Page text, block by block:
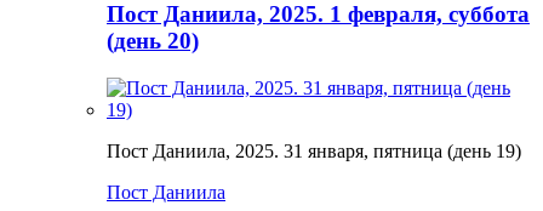
Пост Даниила, 2025. 1 февраля, суббота
(день 20)
Пост Даниила, 2025. 31 января, пятница (день 19)
Пост Даниила